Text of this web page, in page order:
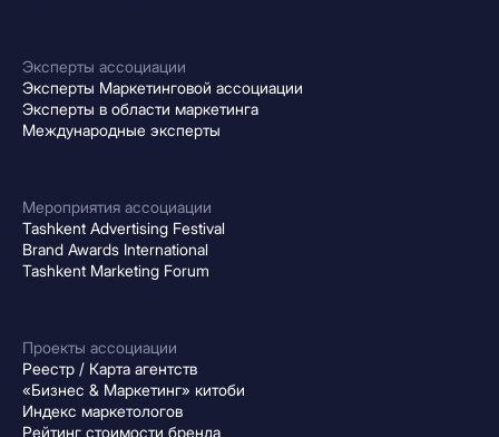
Эксперты ассоциации
Эксперты Маркетинговой ассоциации
Эксперты в области маркетинга
Международные эксперты
Мероприятия ассоциации
Tashkent Advertising Festival
Brand Awards International
Tashkent Marketing Forum
Проекты ассоциации
Реестр / Карта агентств
«Бизнес & Маркетинг» китоби
Индекс маркетологов
Рейтинг стоимости бренда